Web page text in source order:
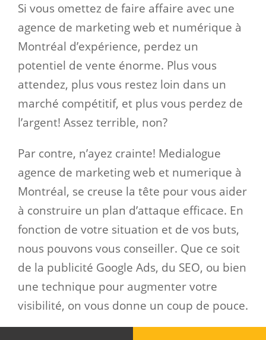
Si vous omettez de faire affaire avec une
agence de marketing web et numérique à
Montréal d’expérience, perdez un
potentiel de vente énorme. Plus vous
attendez, plus vous restez loin dans un
marché compétitif, et plus vous perdez de
l’argent! Assez terrible, non?
Par contre, n’ayez crainte! Medialogue
agence de marketing web et numerique à
Montréal, se creuse la tête pour vous aider
à construire un plan d’attaque efficace. En
fonction de votre situation et de vos buts,
nous pouvons vous conseiller. Que ce soit
de la publicité Google Ads, du SEO, ou bien
une technique pour augmenter votre
visibilité, on vous donne un coup de pouce.